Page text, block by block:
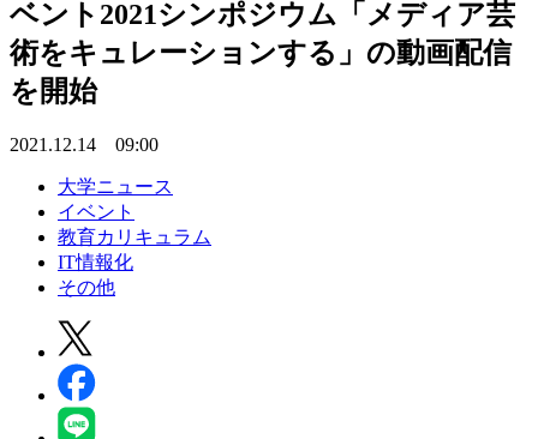
ベント2021シンポジウム「メディア芸
術をキュレーションする」の動画配信
を開始
2021.12.14 09:00
大学ニュース
イベント
教育カリキュラム
IT情報化
その他